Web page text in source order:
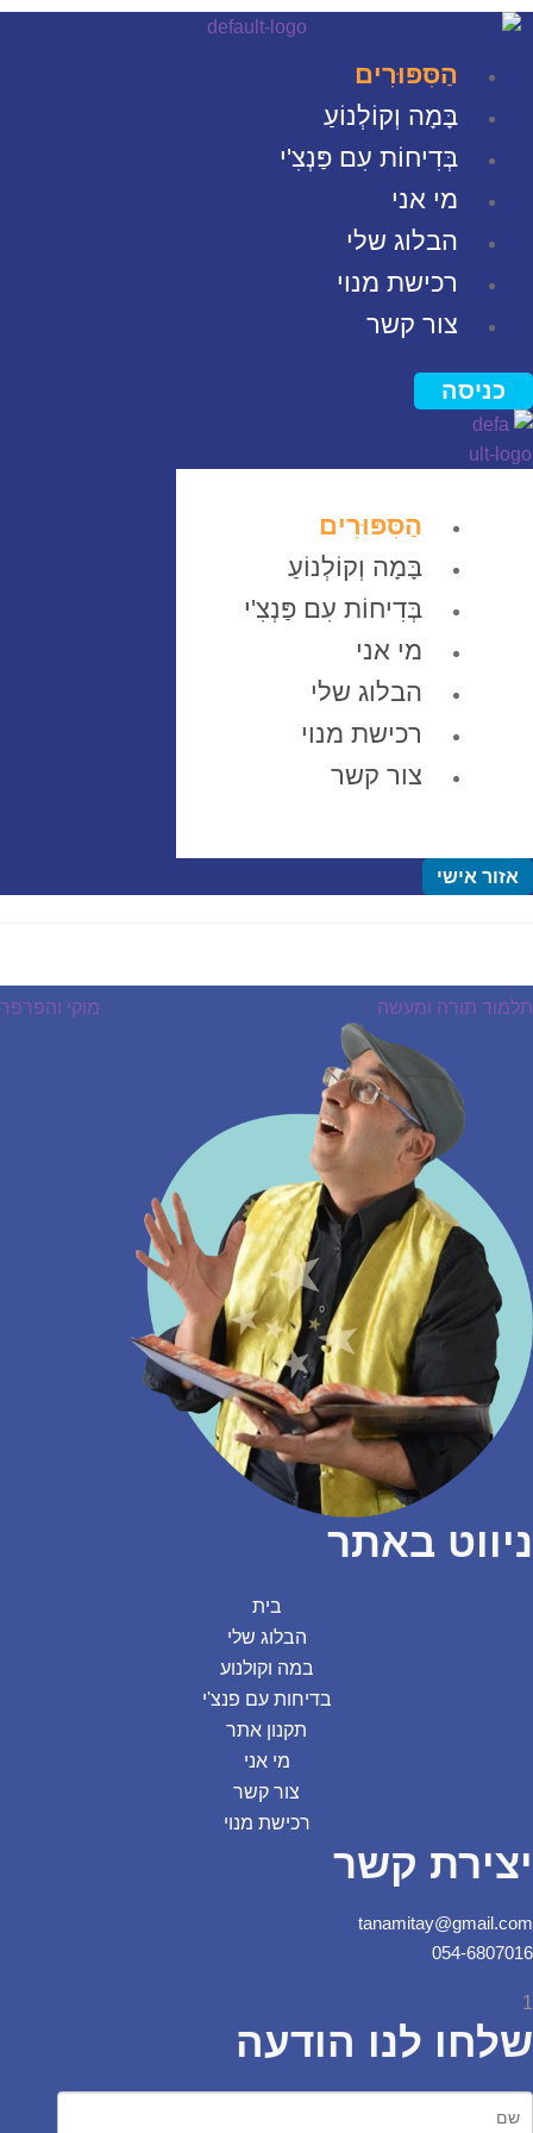
הַסִּפּוּרִים
בָּמָה וְקוֹלְנוֹעַ
בְּדִיחוֹת עִם פַּנְצִ'י
מי אני
הבלוג שלי
רכישת מנוי
צור קשר
כניסה
הַסִּפּוּרִים
בָּמָה וְקוֹלְנוֹעַ
בְּדִיחוֹת עִם פַּנְצִ'י
מי אני
הבלוג שלי
רכישת מנוי
צור קשר
אזור אישי
ניווט
הפוסט
תלמוד תורה ומעשה
הפוסט
מוקי והפרפר
ניווט באתר
בית
הבלוג שלי
במה וקולנוע
בדיחות עם פנצ'י
תקנון אתר
מי אני
צור קשר
רכישת מנוי
יצירת קשר
tanamitay@gmail.com
054-6807016
1
שלחו לנו הודעה